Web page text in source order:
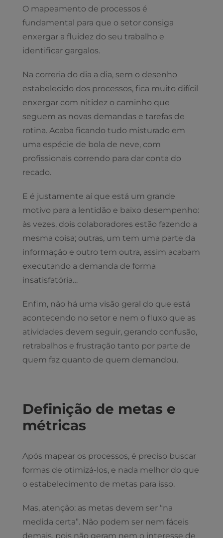
O mapeamento de processos é
fundamental para que o setor consiga
enxergar a fluidez do seu trabalho e
identificar gargalos.
Na correria do dia a dia, sem o desenho
estabelecido dos processos, fica muito difícil
enxergar com nitidez o caminho que
seguem as novas demandas e tarefas de
rotina. Acaba ficando tudo misturado em
uma espécie de bola de neve, com
profissionais correndo para dar conta do
recado.
E é justamente aí que está um grande
motivo para a lentidão e baixo desempenho:
às vezes, dois colaboradores estão fazendo a
mesma coisa; outras, um tem uma parte da
informação e outro tem outra, assim acabam
executando a demanda de forma
insatisfatória…
Enfim, não há uma visão geral do que está
acontecendo no setor e nem o fluxo que as
atividades devem seguir, gerando confusão,
retrabalhos e frustração tanto por parte de
quem faz quanto de quem demandou.
Definição de metas e
métricas
Após mapear os processos, é preciso buscar
formas de otimizá-los, e nada melhor do que
o estabelecimento de metas para isso.
Mas, atenção: as metas devem ser “na
medida certa”. Não podem ser nem fáceis
demais, pois não geram nem o interesse de